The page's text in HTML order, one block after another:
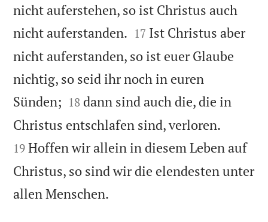
nicht auferstehen, so ist Christus auch
nicht auferstanden. 

17 Ist Christus aber
nicht auferstanden, so ist euer Glaube
nichtig, so seid ihr noch in euren
Sünden; 

18 dann sind auch die, die in
Christus entschlafen sind, verloren.
19 Hoffen wir allein in diesem Leben auf
Christus, so sind wir die elendesten unter
allen Menschen.